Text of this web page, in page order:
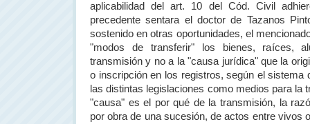
aplicabilidad del art. 10 del Cód. Civil
precedente sentara el doctor de Tazanos
sostenido en otras oportunidades, el
"modos de transferir" los bienes, raíces,
transmisión y no a la "causa jurídica" que la
o inscripción en los registros, según el sistema
las distintas legislaciones como medios para la
"causa" es el por qué de la transmisión, la
por obra de una sucesión, de actos entre vivos